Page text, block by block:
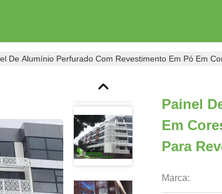
De Alumínio Perfurado Com Revestimento Em Pó Em
Painel
Em
Para
Marca: